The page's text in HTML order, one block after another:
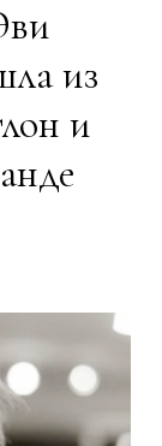
из
и